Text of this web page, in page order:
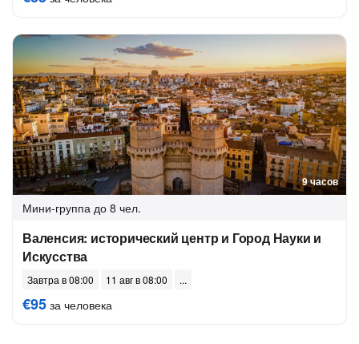
9 часов
Мини-группа до 8 чел.
Валенсия: исторический центр и Город Науки и
Искусства
Завтра в 08:00 11 авг в 08:00
€95 за человека